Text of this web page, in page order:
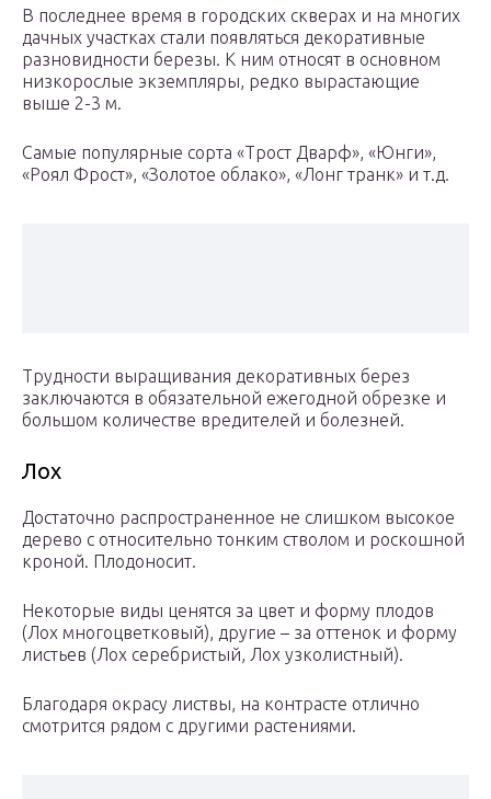
В последнее время в городских скверах и на многих
дачных участках стали появляться декоративные
разновидности березы. К ним относят в основном
низкорослые экземпляры, редко вырастающие
выше 2-3 м.
Самые популярные сорта «Трост Дварф», «Юнги»,
«Роял Фрост», «Золотое облако», «Лонг транк» и т.д.
Трудности выращивания декоративных берез
заключаются в обязательной ежегодной обрезке и
большом количестве вредителей и болезней.
Лох
Достаточно распространенное не слишком высокое
дерево с относительно тонким стволом и роскошной
кроной. Плодоносит.
Некоторые виды ценятся за цвет и форму плодов
(Лох многоцветковый), другие – за оттенок и форму
листьев (Лох серебристый, Лох узколистный).
Благодаря окрасу листвы, на контрасте отлично
смотрится рядом с другими растениями.